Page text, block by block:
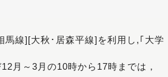
線][大秋･居森平線]を利用し,｢大学
月～3月の10時から17時までは，